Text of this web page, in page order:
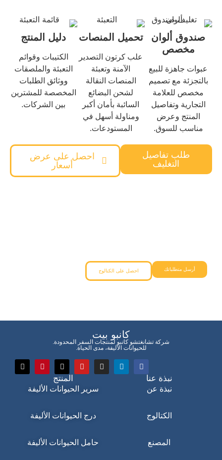
صندوق ألوان
مخصص
عبوات جاهزة للبيع
بالتجزئة مع تصميم
مخصص للعلامة
التجارية وتفاصيل
المنتج وعرض
مناسب للسوق.
تحميل المنصات
علب كرتون التصدير
الآمنة وتعبئة
المنصات النقالة
لشحن البضائع
السائبة بأمان أكبر
ومناولة أسهل في
المستودعات.
دليل المنتج
الكتيبات وقوائم
التعبئة والملصقات
ووثائق الطلبات
المخصصة للمشترين
بين الشركات.
طلب تفاصيل
التغليف
احصل على عرض
أسعار
أرسل متطلباتك احصل على الكتالوج
كانبو بيت
شركة تشانغتشو كانبو لمنتجات السفر المحدودة.
للحيوانات الأليفة، مدى الحياة.
نبذة عنا
نبذة عن
الكتالوج
المصنع
المنتج
سرير الحيوانات الأليفة
درج الحيوانات الأليفة
حامل الحيوانات الأليفة